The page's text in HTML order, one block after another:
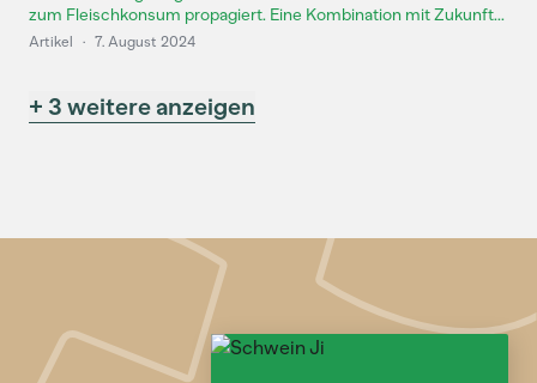
zum Fleischkonsum propagiert. Eine Kombination mit Zukunft...
Artikel · 7. August 2024
+ 3 weitere anzeigen